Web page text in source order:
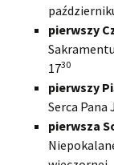
pierwszy
1730
pierwszy
Serca Pana
pierwsza